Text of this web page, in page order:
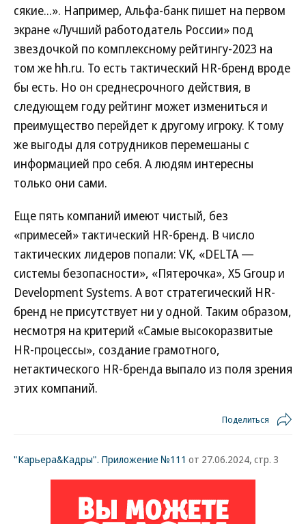
сякие...». Например, Альфа-банк пишет на первом
экране «Лучший работодатель России» под
звездочкой по комплексному рейтингу-2023 на
том же hh.ru. То есть тактический HR-бренд вроде
бы есть. Но он среднесрочного действия, в
следующем году рейтинг может измениться и
преимущество перейдет к другому игроку. К тому
же выгоды для сотрудников перемешаны с
информацией про себя. А людям интересны
только они сами.
Еще пять компаний имеют чистый, без
«примесей» тактический HR-бренд. В число
тактических лидеров попали: VK, «DELTA —
системы безопасности», «Пятерочка», X5 Group и
Development Systems. А вот стратегический HR-
бренд не присутствует ни у одной. Таким образом,
несмотря на критерий «Самые высокоразвитые
HR-процессы», создание грамотного,
нетактического HR-бренда выпало из поля зрения
этих компаний.
Поделиться
"Карьера&Кадры". Приложение №111 от 27.06.2024, стр. 3